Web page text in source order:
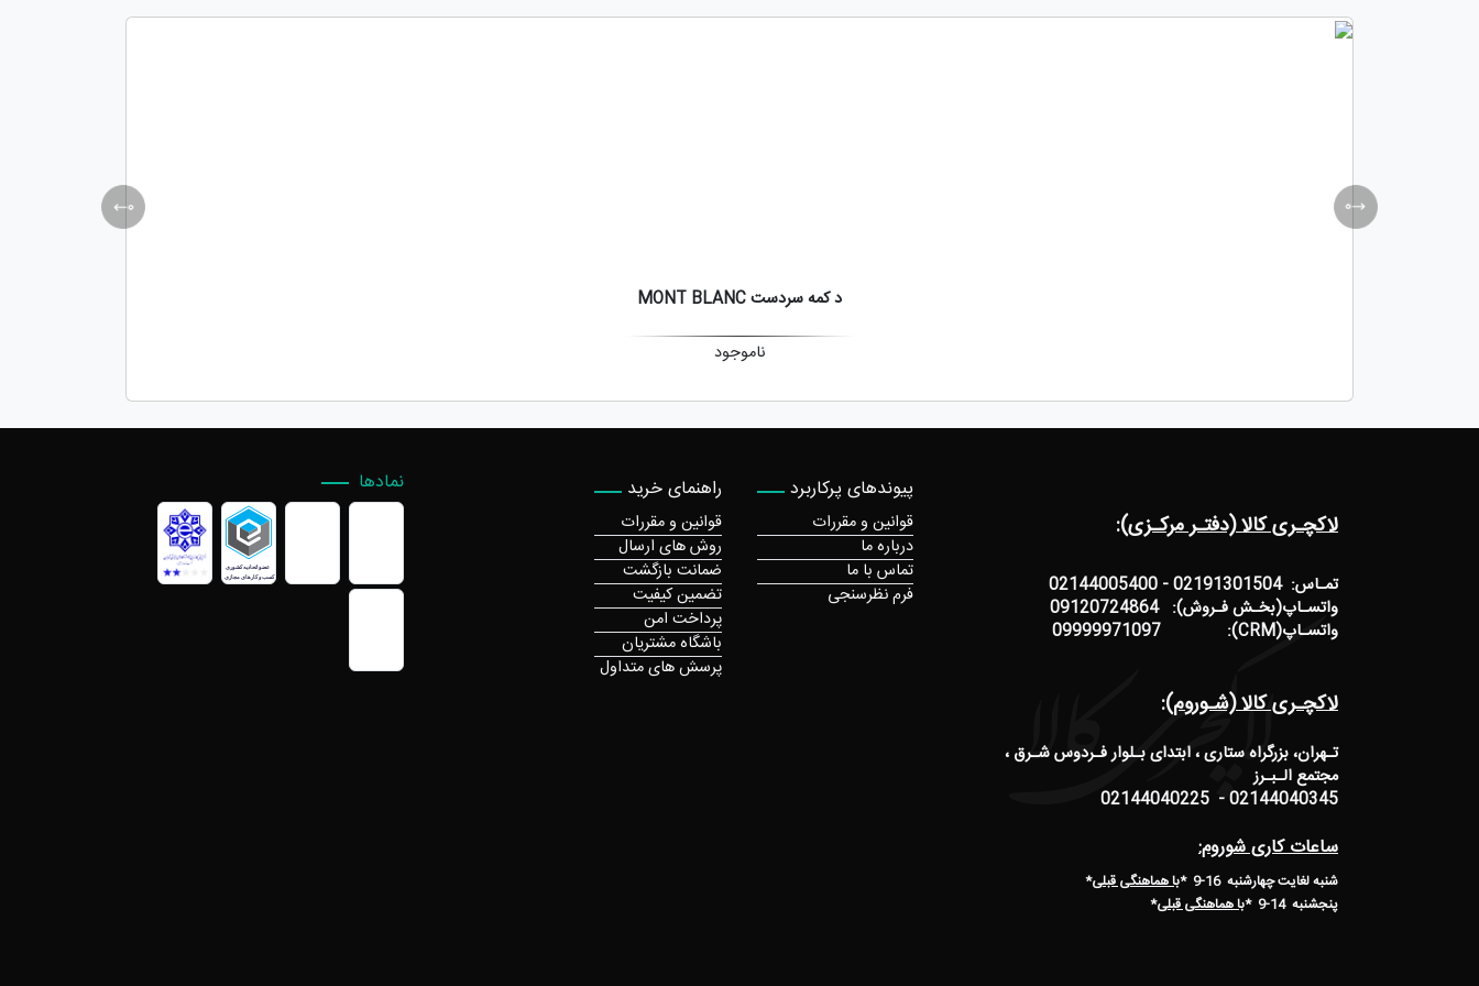
د کمه سردست MONT BLANC
ناموجود
لاکچـری کالا (دفتـر مرکـزی):
تمـاس: 02191301504 - 02144005400
واتسـاپ(بخـش فـروش): 09120724864
واتسـاپ(CRM): 09999971097
لاکچـری کالا (شـوروم):
تـهران، بزرگراه ستاری ، ابتدای بـلوار فـردوس شـرق ،
مجتمع الـبـرز
02144040345 - 02144040225
ساعات کاری شوروم:
شنبه لغایت چهارشنبه 16-9 * با هماهنگی قبلی*
پنجشنبه 14-9
*با هماهنگی قبلی*
پیوندهای پرکاربرد
قوانین و مقررات
درباره ما
تماس با ما
فرم نظرسنجی
راهنمای خرید
قوانین و مقررات
روش های ارسال
ضمانت بازگشت
تضمین کیفیت
پرداخت امن
باشگاه مشتریان
پرسش های متداول
نمادها